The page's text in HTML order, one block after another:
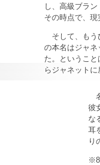
し、高級ブラ
その時点で、現
そして、もう
の本名はジャ
た。というこ
らジャネット
彼
な
耳
り